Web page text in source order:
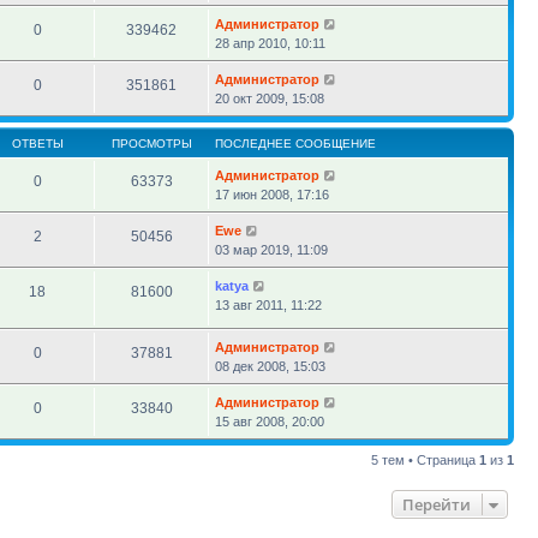
0 339462
Администратор
28 апр 2010, 10:11
0 351861
Администратор
20 окт 2009, 15:08
ОТВЕТЫ ПРОСМОТРЫ ПОСЛЕДНЕЕ СООБЩЕНИЕ
0 63373
Администратор
17 июн 2008, 17:16
2 50456
Ewe
03 мар 2019, 11:09
18 81600
katya
13 авг 2011, 11:22
0 37881
Администратор
08 дек 2008, 15:03
0 33840
Администратор
15 авг 2008, 20:00
5 тем • Страница 1 из 1
Перейти